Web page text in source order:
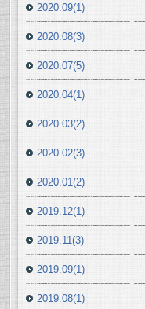
2020.09(1)
2020.08(3)
2020.07(5)
2020.04(1)
2020.03(2)
2020.02(3)
2020.01(2)
2019.12(1)
2019.11(3)
2019.09(1)
2019.08(1)